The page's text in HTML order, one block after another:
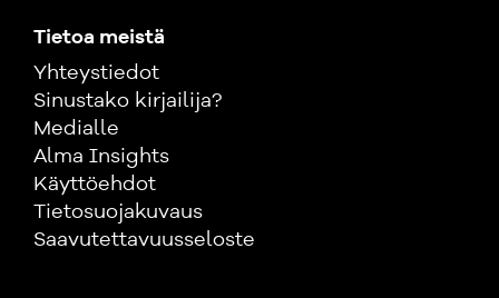
Tietoa meistä
Yhteystiedot
Sinustako kirjailija?
Medialle
Alma Insights
Käyttöehdot
Tietosuojakuvaus
Saavutettavuusseloste